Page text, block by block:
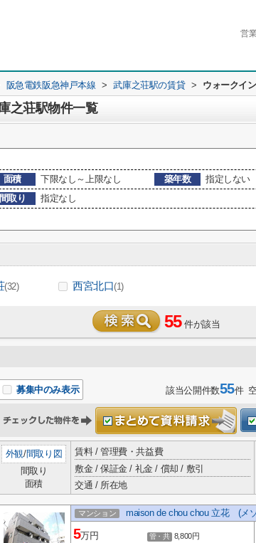
営
阪急電鉄阪急神戸本線 > 武庫之荘駅の賃貸 > ウォークイ
之荘駅物件一覧
面積 下限なし～上限なし 築年数
指定しない
間取り
指定なし
(32) 西宮北口(1)
55 件が該当
募集中のみ表示 該当公開件数55件
外観/間取り図
間取り
面積
賃料 / 管理費・共益費
敷金 / 保証金 / 礼金 / 償却 / 敷引
交通 / 所在地
マンション maison de chou chou 立花 (メ
5万円 管・共 8,800円